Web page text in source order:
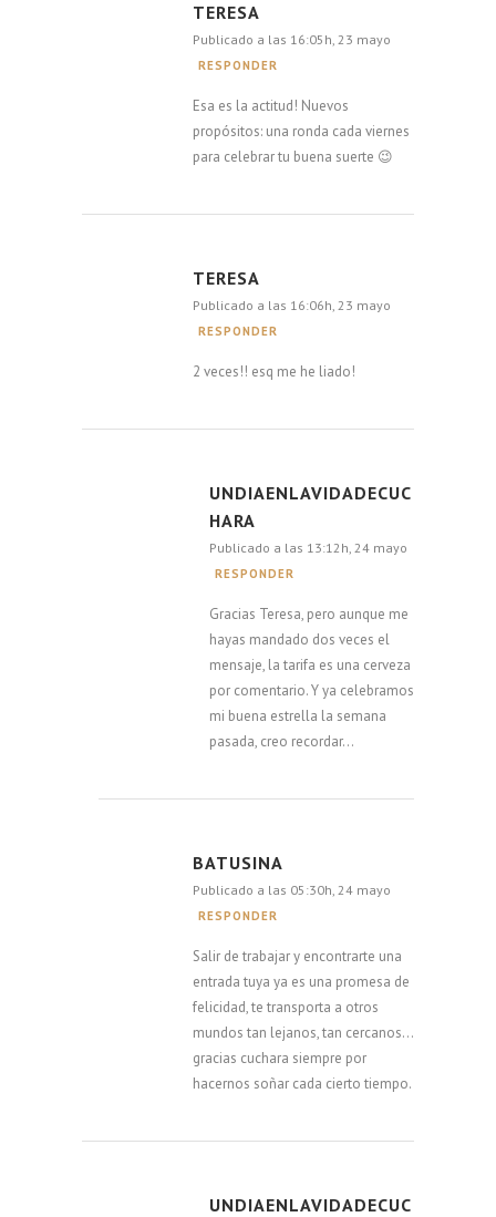
TERESA
Publicado a las 16:05h, 23 mayo
RESPONDER
Esa es la actitud! Nuevos
propósitos: una ronda cada viernes
para celebrar tu buena suerte 😉
TERESA
Publicado a las 16:06h, 23 mayo
RESPONDER
2 veces!! esq me he liado!
UNDIAENLAVIDADECUC
HARA
Publicado a las 13:12h, 24 mayo
RESPONDER
Gracias Teresa, pero aunque me
hayas mandado dos veces el
mensaje, la tarifa es una cerveza
por comentario. Y ya celebramos
mi buena estrella la semana
pasada, creo recordar…
BATUSINA
Publicado a las 05:30h, 24 mayo
RESPONDER
Salir de trabajar y encontrarte una
entrada tuya ya es una promesa de
felicidad, te transporta a otros
mundos tan lejanos, tan cercanos…
gracias cuchara siempre por
hacernos soñar cada cierto tiempo.
UNDIAENLAVIDADECUC